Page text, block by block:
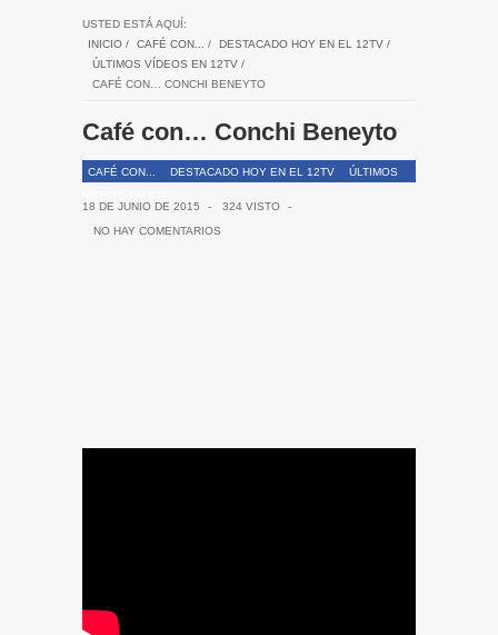
USTED ESTÁ AQUÍ:
INICIO / CAFÉ CON... / DESTACADO HOY EN EL 12TV /
ÚLTIMOS VÍDEOS EN 12TV /
CAFÉ CON… CONCHI BENEYTO
Café con… Conchi Beneyto
CAFÉ CON... DESTACADO HOY EN EL 12TV
ÚLTIMOS
18 DE JUNIO DE 2015
- 324 VISTO
-
NO HAY COMENTARIOS